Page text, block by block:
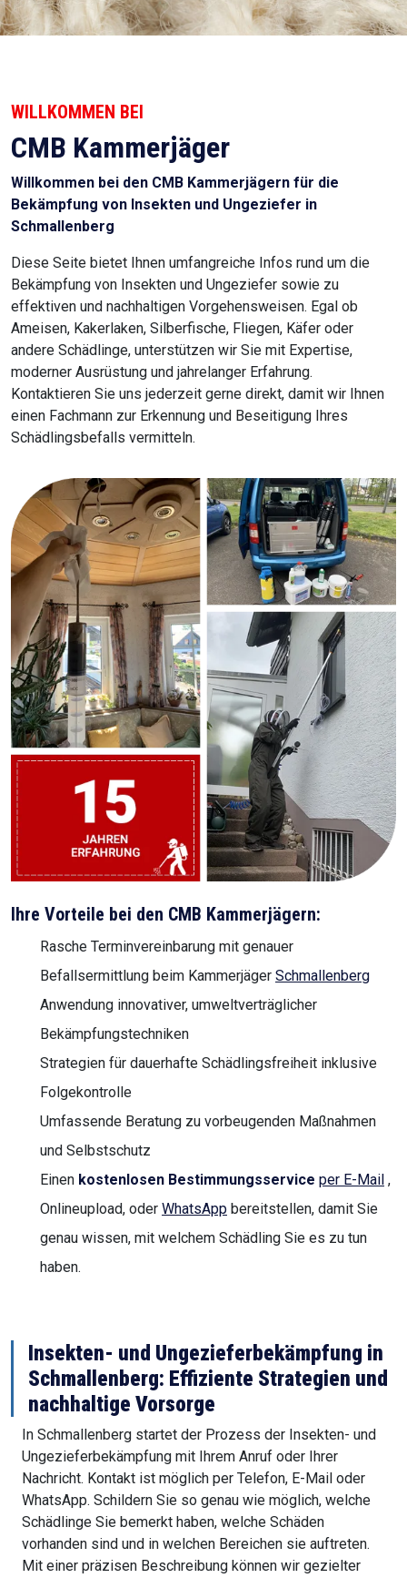
WILLKOMMEN BEI
CMB Kammerjäger
Willkommen bei den CMB Kammerjägern für die
Bekämpfung von Insekten und Ungeziefer in
Schmallenberg
Diese Seite bietet Ihnen umfangreiche Infos rund um die
Bekämpfung von Insekten und Ungeziefer sowie zu
effektiven und nachhaltigen Vorgehensweisen. Egal ob
Ameisen, Kakerlaken, Silberfische, Fliegen, Käfer oder
andere Schädlinge, unterstützen wir Sie mit Expertise,
moderner Ausrüstung und jahrelanger Erfahrung.
Kontaktieren Sie uns jederzeit gerne direkt, damit wir Ihnen
einen Fachmann zur Erkennung und Beseitigung Ihres
Schädlingsbefalls vermitteln.
Ihre Vorteile bei den CMB Kammerjägern:
Rasche Terminvereinbarung mit genauer
Befallsermittlung beim Kammerjäger Schmallenberg
Anwendung innovativer, umweltverträglicher
Bekämpfungstechniken
Strategien für dauerhafte Schädlingsfreiheit inklusive
Folgekontrolle
Umfassende Beratung zu vorbeugenden Maßnahmen
und Selbstschutz
Einen kostenlosen Bestimmungsservice per E-Mail ,
Onlineupload, oder WhatsApp bereitstellen, damit Sie
genau wissen, mit welchem Schädling Sie es zu tun
haben.
Insekten- und Ungezieferbekämpfung in
Schmallenberg: Effiziente Strategien und
nachhaltige Vorsorge
In Schmallenberg startet der Prozess der Insekten- und
Ungezieferbekämpfung mit Ihrem Anruf oder Ihrer
Nachricht. Kontakt ist möglich per Telefon, E-Mail oder
WhatsApp. Schildern Sie so genau wie möglich, welche
Schädlinge Sie bemerkt haben, welche Schäden
vorhanden sind und in welchen Bereichen sie auftreten.
Mit einer präzisen Beschreibung können wir gezielter